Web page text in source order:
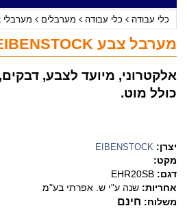
כלי עבודה כלי עבודה מערבלים מערבלי
מערבל צבע EIBENSTOCK
אלקטרוני, מיועד לצבע,
כולל מוט.
יצרן: EIBENSTOCK
מקט:
דגם: EHR20SB
אחריות: שנה ע"י ש. אפרתי בע"מ
משלוח: חינם